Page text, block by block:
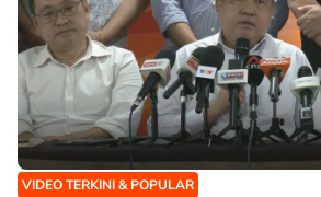
VIDEO TERKINI & POPULAR